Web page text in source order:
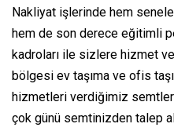
Nakliyat işlerinde hem
hem de son derece eğitimli
kadroları ile sizlere hizmet
bölgesi ev taşıma ve ofis
hizmetleri verdiğimiz
çok günü semtinizden talep